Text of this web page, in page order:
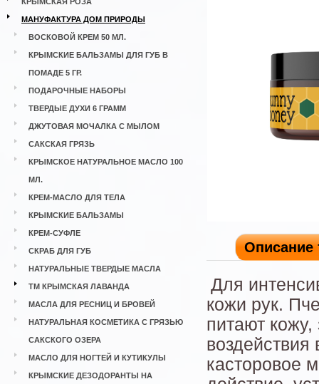
МАНУФАКТУРА ДОМ ПРИРОДЫ
ВОСКОВОЙ КРЕМ 50 МЛ.
КРЫМСКИЕ БАЛЬЗАМЫ ДЛЯ ГУБ В
ПОМАДЕ 5 ГР.
ПОДАРОЧНЫЕ НАБОРЫ
ТВЕРДЫЕ ДУХИ 6 ГРАММ
ДЖУТОВАЯ МОЧАЛКА С МЫЛОМ
САКСКАЯ ГРЯЗЬ
КРЫМСКОЕ НАТУРАЛЬНОЕ МАСЛО 100
МЛ.
КРЕМ-МАСЛО ДЛЯ ТЕЛА
КРЫМСКИЕ БАЛЬЗАМЫ
КРЕМ-СУФЛЕ
СКРАБ ДЛЯ ГУБ
НАТУРАЛЬНЫЕ ТВЕРДЫЕ МАСЛА
ТМ КРЫМСКАЯ ЛАВАНДА
МАСЛА ДЛЯ РЕСНИЦ И БРОВЕЙ
НАТУРАЛЬНАЯ КОСМЕТИКА С ГРЯЗЬЮ
САКСКОГО ОЗЕРА
МАСЛО ДЛЯ НОГТЕЙ И КУТИКУЛЫ
КРЫМСКИЕ ДЕЗОДОРАНТЫ НА
Описание
Для
кожи рук.
питают
касторовое